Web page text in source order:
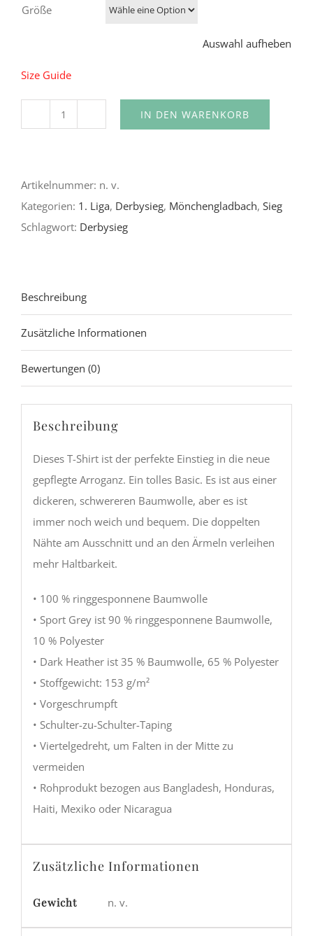
Größe
Auswahl aufheben
Size Guide
SIEGER
BADGE
|
T-
Shirt
Menge
IN DEN WARENKORB
Artikelnummer: n. v.
Kategorien: 1. Liga, Derbysieg, Mönchengladbach, Sieg
Schlagwort: Derbysieg
Beschreibung
Zusätzliche Informationen
Bewertungen (0)
Beschreibung
Dieses T-Shirt ist der perfekte Einstieg in die neue
gepflegte Arroganz. Ein tolles Basic. Es ist aus einer
dickeren, schwereren Baumwolle, aber es ist
immer noch weich und bequem. Die doppelten
Nähte am Ausschnitt und an den Ärmeln verleihen
mehr Haltbarkeit.
• 100 % ringgesponnene Baumwolle
• Sport Grey ist 90 % ringgesponnene Baumwolle,
10 % Polyester
• Dark Heather ist 35 % Baumwolle, 65 % Polyester
• Stoffgewicht: 153 g/m²
• Vorgeschrumpft
• Schulter-zu-Schulter-Taping
• Viertelgedreht, um Falten in der Mitte zu
vermeiden
• Rohprodukt bezogen aus Bangladesh, Honduras,
Haiti, Mexiko oder Nicaragua
Zusätzliche Informationen
Gewicht n. v.